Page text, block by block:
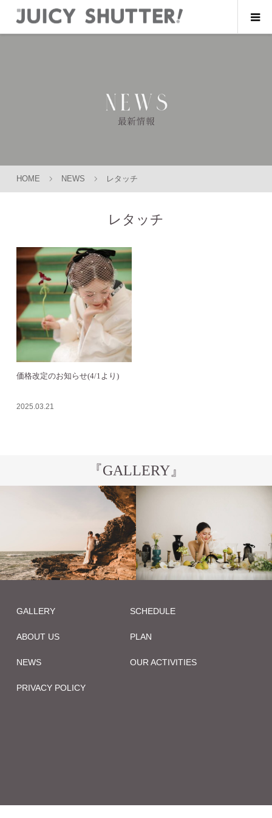
HOME NEWS レタッチ
レタッチ
価格改定のお知らせ(4/1より)
2025.03.21
『GALLERY』
GALLERY
ABOUT US
NEWS
PRIVACY POLICY
SCHEDULE
PLAN
OUR ACTIVITIES